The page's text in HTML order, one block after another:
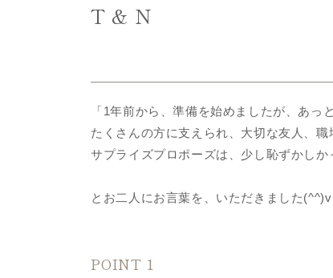
T & N
「1年前から、準備を始めましたが、あっ
たくさんの方に支えられ、大切な友人、
サプライズプロポーズは、少し恥ずかしか
とお二人にお言葉を、いただきました(^^)v
POINT 1